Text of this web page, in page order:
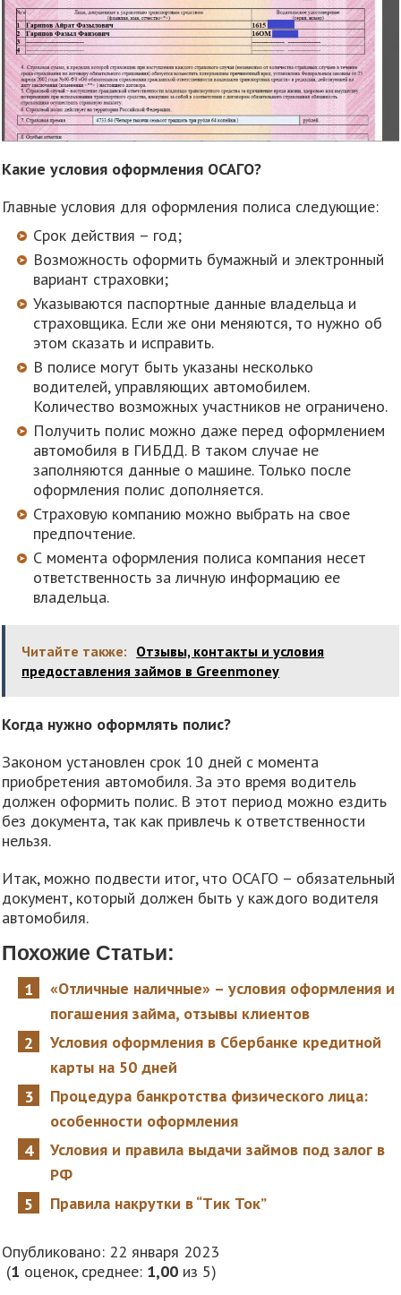
Какие условия оформления ОСАГО?
Главные условия для оформления полиса следующие:
Срок действия – год;
Возможность оформить бумажный и электронный
вариант страховки;
Указываются паспортные данные владельца и
страховщика. Если же они меняются, то нужно об
этом сказать и исправить.
В полисе могут быть указаны несколько
водителей, управляющих автомобилем.
Количество возможных участников не ограничено.
Получить полис можно даже перед оформлением
автомобиля в ГИБДД. В таком случае не
заполняются данные о машине. Только после
оформления полис дополняется.
Страховую компанию можно выбрать на свое
предпочтение.
С момента оформления полиса компания несет
ответственность за личную информацию ее
владельца.
Читайте также: Отзывы, контакты и условия
предоставления займов в Greenmoney
Когда нужно оформлять полис?
Законом установлен срок 10 дней с момента
приобретения автомобиля. За это время водитель
должен оформить полис. В этот период можно ездить
без документа, так как привлечь к ответственности
нельзя.
Итак, можно подвести итог, что ОСАГО – обязательный
документ, который должен быть у каждого водителя
автомобиля.
Похожие Статьи:
«Отличные наличные» – условия оформления и
погашения займа, отзывы клиентов
Условия оформления в Сбербанке кредитной
карты на 50 дней
Процедура банкротства физического лица:
особенности оформления
Условия и правила выдачи займов под залог в
РФ
Правила накрутки в “Tик Ток”
Опубликовано: 22 января 2023
(1 оценок, среднее: 1,00 из 5)